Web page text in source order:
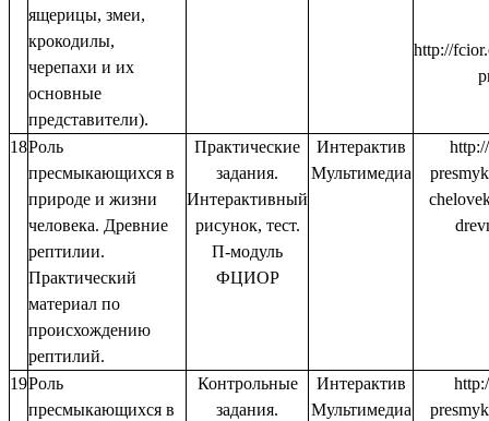
ящерицы, змеи,
крокодилы,
черепахи и их
основные
представители).
http://
18Роль
пресмыкающихся в
природе и жизни
человека. Древние
рептилии.
Практический
материал по
происхождению
рептилий.
Практические
задания.
Интерактивный
рисунок, тест.
П-модуль
ФЦИОР
Интерактив
Мультимедиа
19Роль
пресмыкающихся в
Контрольные
задания.
Интерактив
Мультимедиа